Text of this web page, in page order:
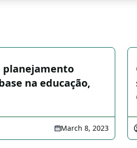
planejamento
na educação,
March 8, 2023